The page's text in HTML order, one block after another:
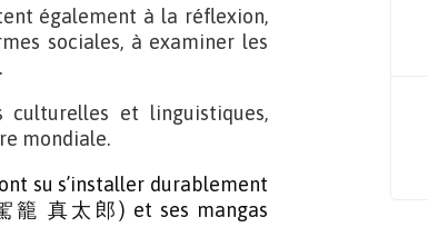
également à la réflexion,
sociales, à examiner les
et linguistiques,
mondiale.
su s’installer durablement
籠 真太郎) et ses mangas